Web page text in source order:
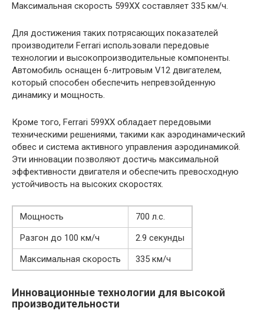
Максимальная скорость 599XX составляет 335 км/ч.
Для достижения таких потрясающих показателей
производители Ferrari использовали передовые
технологии и высокопроизводительные компоненты.
Автомобиль оснащен 6-литровым V12 двигателем,
который способен обеспечить непревзойденную
динамику и мощность.
Кроме того, Ferrari 599XX обладает передовыми
техническими решениями, такими как аэродинамический
обвес и система активного управления аэродинамикой.
Эти инновации позволяют достичь максимальной
эффективности двигателя и обеспечить превосходную
устойчивость на высоких скоростях.
Мощность
700 л.с.
Разгон до 100 км/ч
2.9 секунды
Максимальная скорость
335 км/ч
Инновационные технологии для высокой
производительности